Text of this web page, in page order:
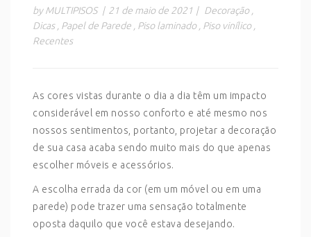
by MULTIPISOS | 21 de maio de 2021 | Decoração
Dicas
Papel de Parede Piso laminado Piso vinílico
Recentes
As cores vistas durante o dia a dia têm um impacto
considerável em nosso conforto e até mesmo nos
nossos sentimentos, portanto, projetar a decoração
de sua casa acaba sendo muito mais do que apenas
escolher móveis e acessórios.
A escolha errada da cor (em um móvel ou em uma
parede) pode trazer uma sensação totalmente
oposta daquilo que você estava desejando.